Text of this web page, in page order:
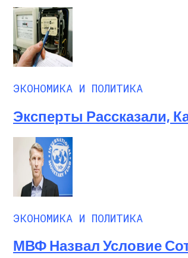
ЭКОНОМИКА И ПОЛИТИКА
Эксперты Рассказали,
ЭКОНОМИКА И ПОЛИТИКА
МВФ Назвал Условие